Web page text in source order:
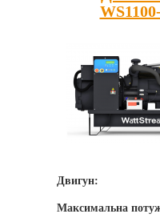
Двигун:
Максимальна